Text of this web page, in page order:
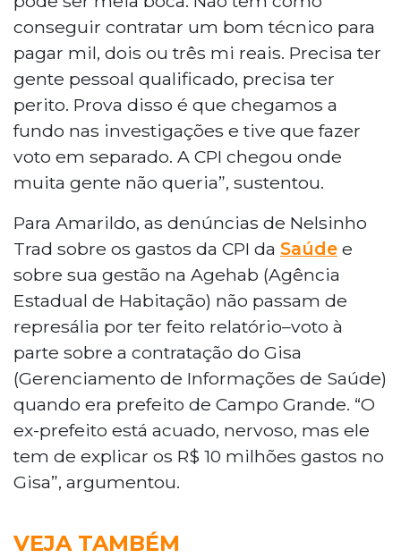
conseguir contratar um bom técnico para
pagar mil, dois ou três mi reais. Precisa ter
gente pessoal qualificado, precisa ter
perito. Prova disso é que chegamos a
fundo nas investigações e tive que fazer
voto em separado. A CPI chegou onde
muita gente não queria”, sustentou.
Para Amarildo, as denúncias de Nelsinho
Trad sobre os gastos da CPI da Saúde e
sobre sua gestão na Agehab (Agência
Estadual de Habitação) não passam de
represália por ter feito relatório–voto à
parte sobre a contratação do Gisa
(Gerenciamento de Informações de Saúde)
quando era prefeito de Campo Grande. “O
ex-prefeito está acuado, nervoso, mas ele
tem de explicar os R$ 10 milhões gastos no
Gisa”, argumentou.
VEJA TAMBÉM